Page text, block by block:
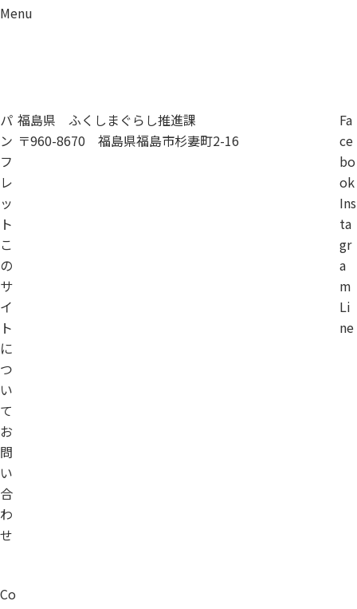
Menu
パ
ン
フ
レ
ッ
ト
こ
の
サ
イ
ト
に
つ
い
て
お
問
い
合
わ
せ
福島県 ふくしまぐらし推進課
〒960-8670 福島県福島市杉妻町2-16
Fa
ce
bo
ok
Ins
ta
gr
a
m
Li
ne
Co